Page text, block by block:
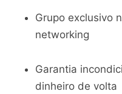
Grupo exclusivo
networking
Garantia
dinheiro de volta